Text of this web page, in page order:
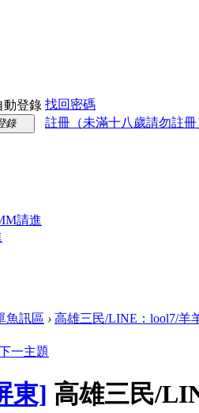
動登錄 找回密碼
錄
註冊（未滿十八歲請勿註冊
請進
魚訊區 › 高雄三民/LINE：lool7/羊
東] 高雄三民/